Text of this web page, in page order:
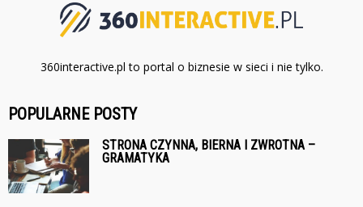
360interactive.pl to portal o biznesie w sieci i nie tylko.
POPULARNE POSTY
STRONA CZYNNA, BIERNA I ZWROTNA –
GRAMATYKA